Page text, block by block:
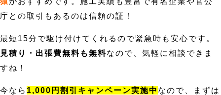
庁との取引もあるのは信頼の証！
最短15分で駆け付けてくれるので緊急時も安心です。
見積り・出張費無料も無料なので、気軽に相談できま
すね！
今なら 1,000円割引キャンペーン実施中 なので、まずは